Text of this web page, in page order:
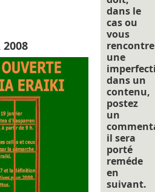
2008
dans le
cas ou
vous
une
dans un
contenu,
postez
un
il sera
porté
reméde
en
suivant.